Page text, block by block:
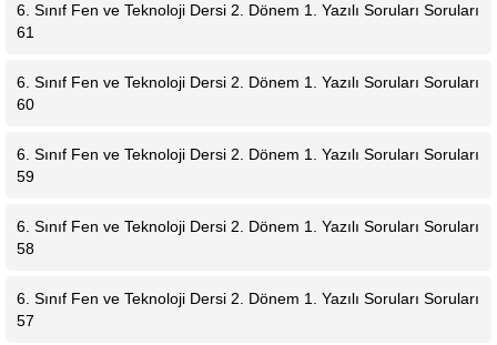
6. Sınıf Fen ve Teknoloji Dersi 2. Dönem 1. Yazılı Soruları Soruları
61
6. Sınıf Fen ve Teknoloji Dersi 2. Dönem 1. Yazılı Soruları Soruları
60
6. Sınıf Fen ve Teknoloji Dersi 2. Dönem 1. Yazılı Soruları Soruları
59
6. Sınıf Fen ve Teknoloji Dersi 2. Dönem 1. Yazılı Soruları Soruları
58
6. Sınıf Fen ve Teknoloji Dersi 2. Dönem 1. Yazılı Soruları Soruları
57